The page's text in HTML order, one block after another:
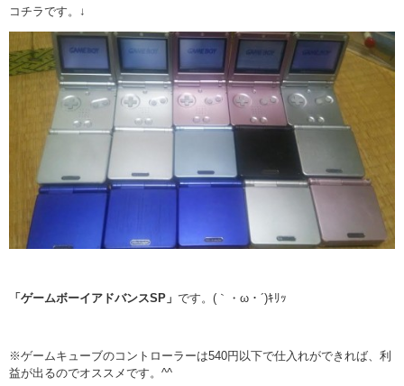
コチラです。↓
「ゲームボーイアドバンスSP」 です。(｀・ω・´)ｷﾘｯ
※ゲームキューブのコントローラーは540円以下で仕入れができれば、利
益が出るのでオススメです。^^